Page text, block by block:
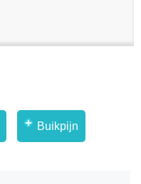
Buikpijn